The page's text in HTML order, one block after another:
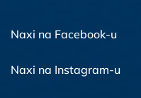
Naxi na Facebook-u
Naxi na Instagram-u